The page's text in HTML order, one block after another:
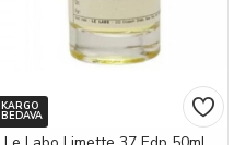
KARGO
BEDAVA